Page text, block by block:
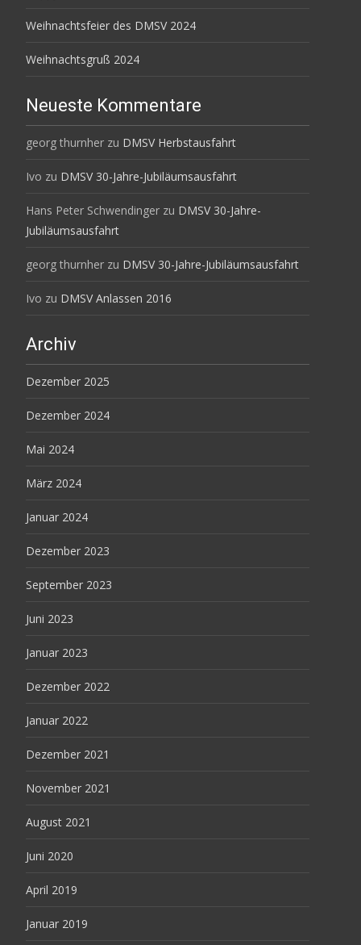
Weihnachtsfeier des DMSV 2024
Weihnachtsgruß 2024
Neueste Kommentare
georg thurnher zu DMSV Herbstausfahrt
Ivo zu DMSV 30-Jahre-Jubiläumsausfahrt
Hans Peter Schwendinger zu DMSV 30-Jahre-
Jubiläumsausfahrt
georg thurnher zu DMSV 30-Jahre-Jubiläumsausfahrt
Ivo zu DMSV Anlassen 2016
Archiv
Dezember 2025
Dezember 2024
Mai 2024
März 2024
Januar 2024
Dezember 2023
September 2023
Juni 2023
Januar 2023
Dezember 2022
Januar 2022
Dezember 2021
November 2021
August 2021
Juni 2020
April 2019
Januar 2019